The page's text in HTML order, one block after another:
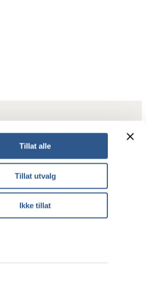
Tillat alle
Tillat utvalg
Ikke tillat